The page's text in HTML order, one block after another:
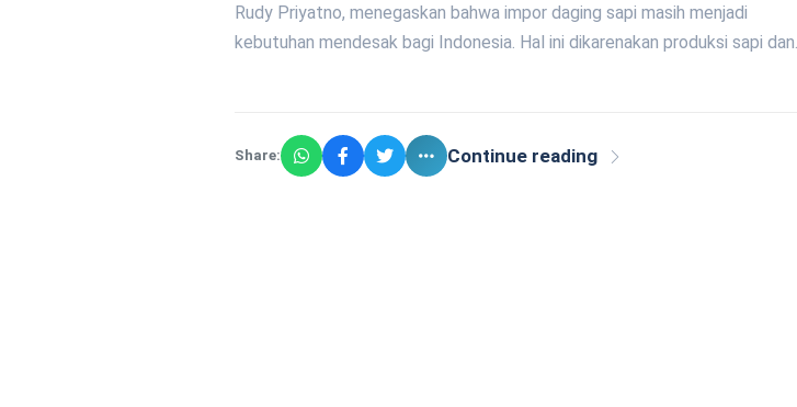
Rudy Priyatno, menegaskan bahwa impor daging sapi masih menjadi
kebutuhan mendesak bagi Indonesia. Hal ini dikarenakan produksi sapi dan…
Share: Continue reading